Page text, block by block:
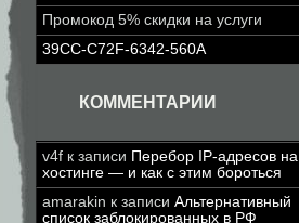
Промокод 5% скидки на услуги
39CC-C72F-6342-560A
КОММЕНТАРИИ
v4f к записи Перебор IP-адресов на
хостинге — и как с этим бороться
amarakin к записи Альтернативный
список заблокированных в РФ